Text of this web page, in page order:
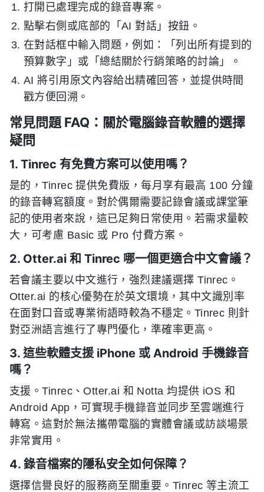
打開已處理完成的錄音專案。
點擊右側或底部的「AI 對話」按鈕。
在對話框中輸入問題，例如：「列出所有提到的
預算數字」或「總結關於行銷策略的討論」。
AI 將引用原文內容給出精確回答，並提供時間
戳方便回溯。
常見問題 FAQ：關於電腦錄音軟體的選擇
疑問
1. Tinrec 有免費方案可以使用嗎？
是的，Tinrec 提供免費版，每月享有最高 100 分鐘
的錄音轉寫額度。對於偶爾需要記錄會議或課堂筆
記的使用者來說，這已足夠日常使用。若需求量較
大，可考慮 Basic 或 Pro 付費方案。
2. Otter.ai 和 Tinrec 哪一個更適合中文會議？
若會議主要以中文進行，強烈建議選擇 Tinrec。
Otter.ai 的核心優勢在於英文環境，其中文識別率
在面對口音或專業術語時較為不穩定。Tinrec 則針
對亞洲語言進行了專門優化，準確率更高。
3. 這些軟體支援 iPhone 或 Android 手機錄音
嗎？
支援。Tinrec、Otter.ai 和 Notta 均提供 iOS 和
Android App，可實現手機錄音並同步至雲端進行
轉寫。這對於無法攜帶電腦的實體會議或訪談場景
非常實用。
4. 錄音檔案的隱私安全如何保障？
選擇信譽良好的服務商至關重要。Tinrec 等主流工